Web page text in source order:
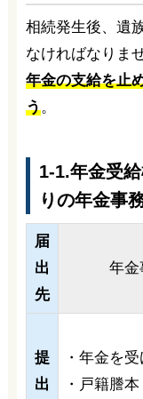
相続発生後、遺
なければなりま
年金の支給を止
う。
1-1.年金受
りの年金事
届
出
先
年金
提
出
・年金を
・戸籍謄